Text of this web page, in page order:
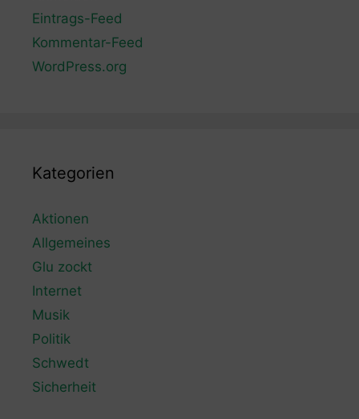
Eintrags-Feed
Kommentar-Feed
WordPress.org
Kategorien
Aktionen
Allgemeines
Glu zockt
Internet
Musik
Politik
Schwedt
Sicherheit